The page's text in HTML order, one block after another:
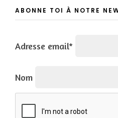
ABONNE TOI À NOTRE
Adresse email*
Nom